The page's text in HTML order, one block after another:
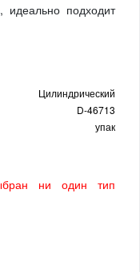
идеально подходит
Цилиндрический
D-46713
упак
ни один тип